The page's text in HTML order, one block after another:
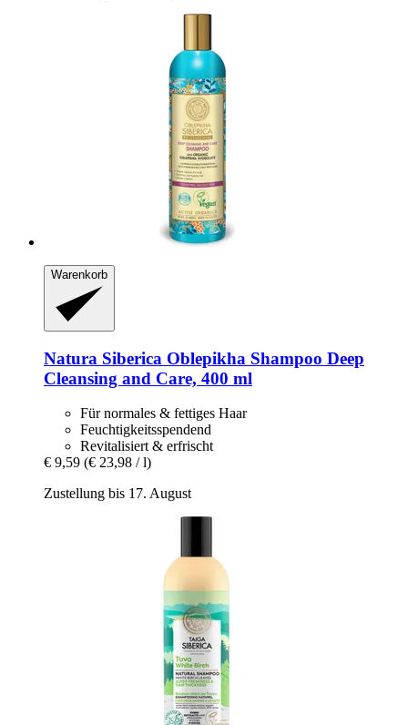
Warenkorb
Natura Siberica Oblepikha Shampoo Deep
Cleansing and Care, 400 ml
Für normales & fettiges Haar
Feuchtigkeitsspendend
Revitalisiert & erfrischt
€ 9,59 (€ 23,98 / l)
Zustellung bis 17. August